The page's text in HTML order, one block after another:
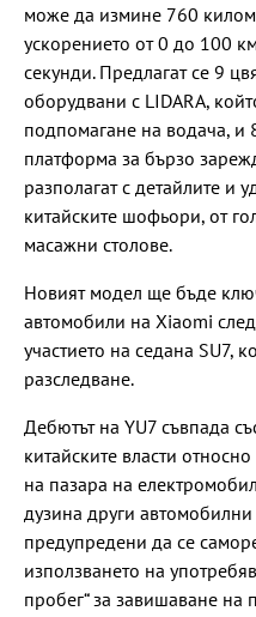
може да измине 760
ускорението от 0 до 100
секунди. Предлагат се 9
оборудвани с LIDARA,
подпомагане на водача, и
платформа за бързо
разполагат с детайлите и
китайските шофьори, от
масажни столове.
Новият модел ще бъде
автомобили на Xiaomi
участието на седана SU7,
разследване.
Дебютът на YU7 съвпада
китайските власти
на пазара на
дузина други
предупредени да се
използването на
пробег“ за завишаване